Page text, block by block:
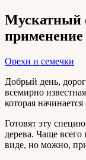
Мускатный
Орехи и семечки
Добрый день,
всемирно
которая
Готовят эту
дерева. Чаще
виде, но можно,